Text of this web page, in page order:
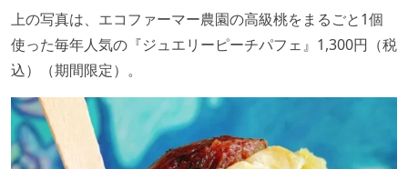
上の写真は、エコファーマー農園の高級桃をまるごと1個
使った毎年人気の『ジュエリーピーチパフェ』1,300円（税
込）（期間限定）。